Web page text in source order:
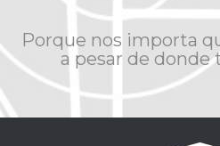
Porque nos importa
a pesar de donde